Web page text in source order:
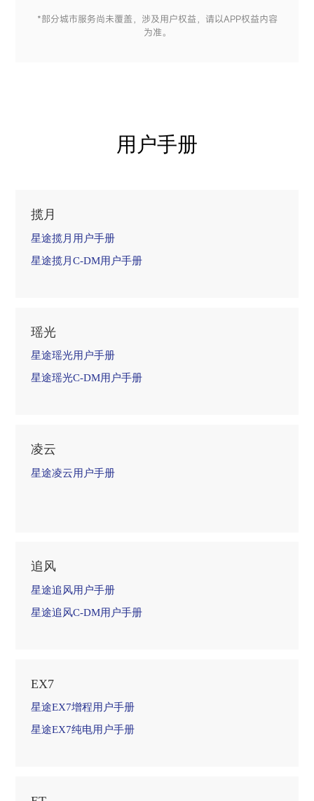
*部分城市服务尚未覆盖，涉及用户权益，请以APP权益内容
为准。
用户手册
揽月
星途揽月用户手册
星途揽月C-DM用户手册
瑶光
星途瑶光用户手册
星途瑶光C-DM用户手册
凌云
星途凌云用户手册
追风
星途追风用户手册
星途追风C-DM用户手册
EX7
星途EX7增程用户手册
星途EX7纯电用户手册